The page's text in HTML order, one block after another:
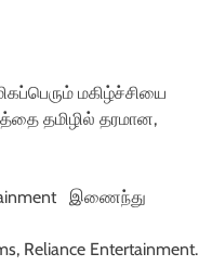
மகிழ்ச்சியை
தமிழில் தரமான,
இணைந்து
Reliance Entertainment.